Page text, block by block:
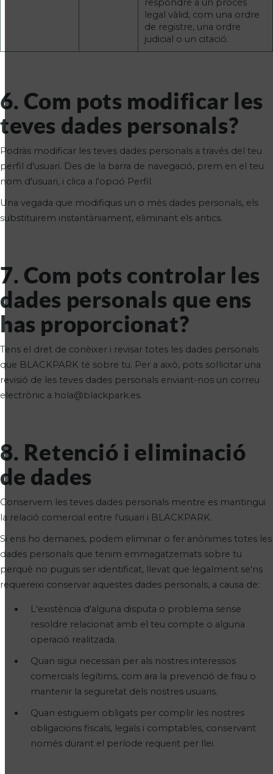
respondre a un procés
legal vàlid, com una ordre
de registre, una ordre
judicial o un citació.
6. Com pots modificar les
teves dades personals?
Podràs modificar les teves dades personals a través del teu
perfil d'usuari. Des de la barra de navegació, prem en el teu
nom d'usuari, i clica a l'opció Perfil.
Una vegada que modifiquis un o més dades personals, els
substituirem instantàniament, eliminant els antics.
7. Com pots controlar les
dades personals que ens
has proporcionat?
Tens el dret de conèixer i revisar totes les dades personals
que BLACKPARK té sobre tu. Per a això, pots sol·licitar una
revisió de les teves dades personals enviant-nos un correu
electrònic a hola@blackpark.es.
8. Retenció i eliminació
de dades
Conservem les teves dades personals mentre es mantingui
la relació comercial entre l'usuari i BLACKPARK.
Si ens ho demanes, podem eliminar o fer anònimes totes les
dades personals que tenim emmagatzemats sobre tu
perquè no puguis ser identificat, llevat que legalment se'ns
requereixi conservar aquestes dades personals, a causa de:
L'existència d'alguna disputa o problema sense
resoldre relacionat amb el teu compte o alguna
operació realitzada.
Quan sigui necessari per als nostres interessos
comercials legítims, com ara la prevenció de frau o
mantenir la seguretat dels nostres usuaris.
Quan estiguem obligats per complir les nostres
obligacions fiscals, legals i comptables, conservant
només durant el període requerit per llei.